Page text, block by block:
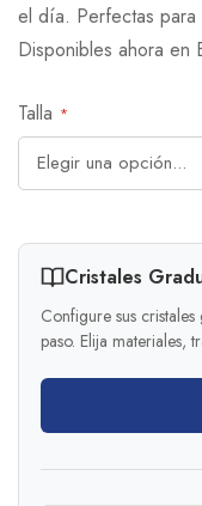
el día. Perfectas para
Disponibles ahora en
Talla
Cristales
Configure sus
paso. Elija materiales,